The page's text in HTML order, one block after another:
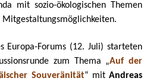
mit sozio-ökologischen Themen
Mitgestaltungsmöglichkeiten.
Europa-Forums (12. Juli) starteten
zum Thema „Auf der
Souveränität“ mit Andreas